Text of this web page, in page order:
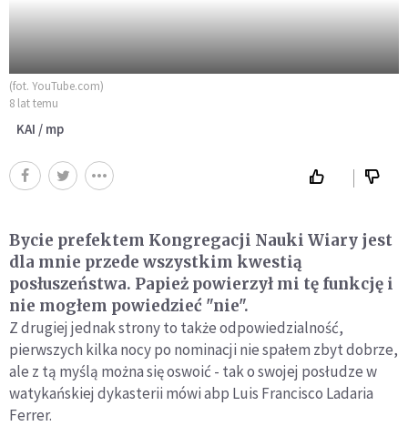
(fot. YouTube.com)
8 lat temu
KAI / mp
Bycie prefektem Kongregacji Nauki Wiary jest
dla mnie przede wszystkim kwestią
posłuszeństwa. Papież powierzył mi tę funkcję i
nie mogłem powiedzieć "nie".
Z drugiej jednak strony to także odpowiedzialność,
pierwszych kilka nocy po nominacji nie spałem zbyt dobrze,
ale z tą myślą można się oswoić - tak o swojej posłudze w
watykańskiej dykasterii mówi abp Luis Francisco Ladaria
Ferrer.